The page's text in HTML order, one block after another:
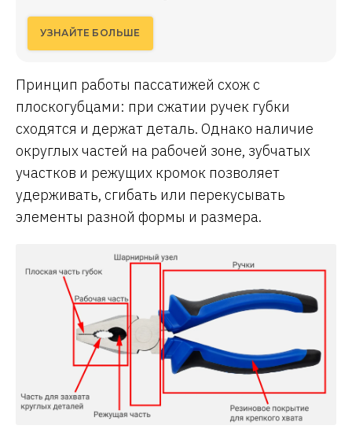
УЗНАЙТЕ БОЛЬШЕ
Принцип работы пассатижей схож с
плоскогубцами: при сжатии ручек губки
сходятся и держат деталь. Однако наличие
округлых частей на рабочей зоне, зубчатых
участков и режущих кромок позволяет
удерживать, сгибать или перекусывать
элементы разной формы и размера.